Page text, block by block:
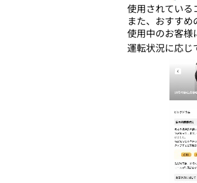
使用されている
また、おすす
使用中のお客様
運転状況に応じ